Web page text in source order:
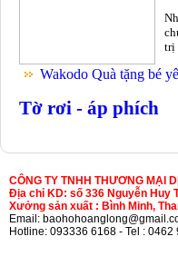
trị
Wakodo Quà tặng bé
Tờ rơi - áp phích
CÔNG TY TNHH THƯƠNG MẠI
Địa chỉ KD: số 336 Nguyễn Huy
Xưởng sản xuất : Bình Minh,
Email:
Hotline: 093336 6168 - Tel : 0462